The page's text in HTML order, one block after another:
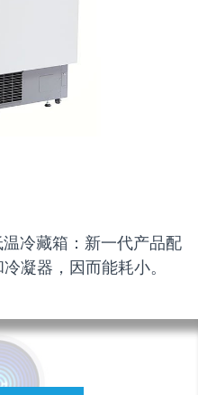
冷藏箱：新一代产品配
凝器，因而能耗小。